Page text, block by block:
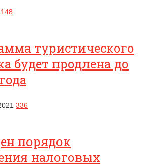
148
туристического
будет продлена до
336
порядок
налоговых